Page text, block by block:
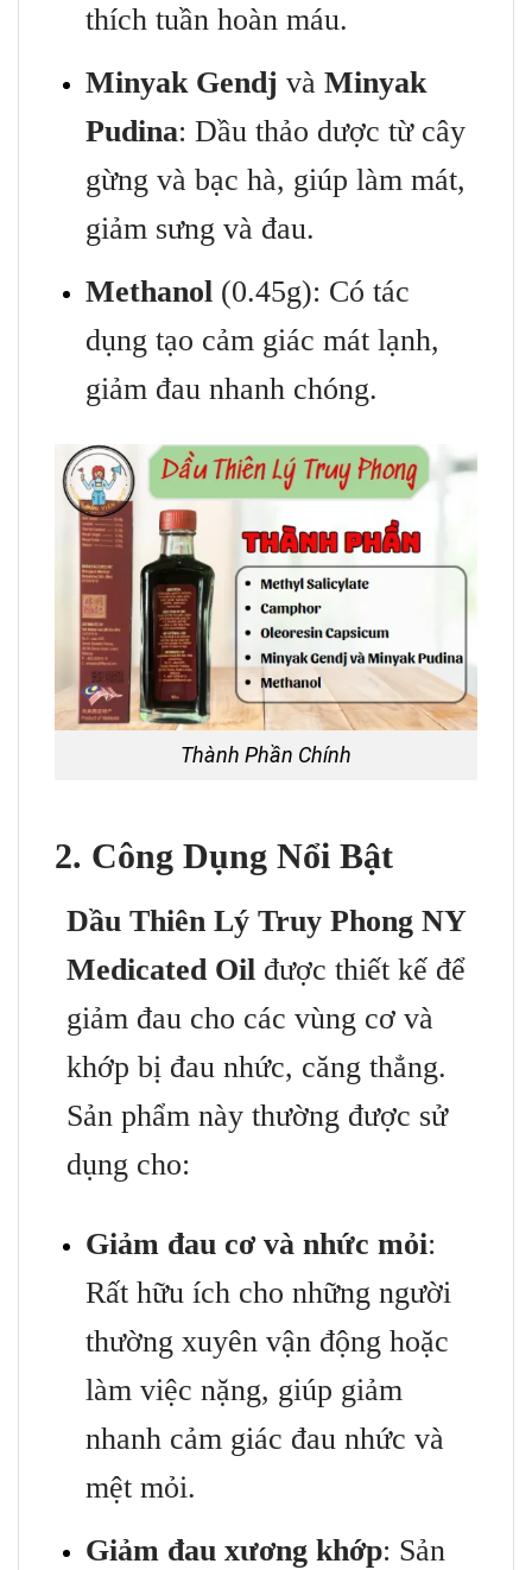
thích tuần hoàn máu.
Minyak Gendj và Minyak
Pudina: Dầu thảo dược từ cây
gừng và bạc hà, giúp làm mát,
giảm sưng và đau.
Methanol (0.45g): Có tác
dụng tạo cảm giác mát lạnh,
giảm đau nhanh chóng.
Thành Phần Chính
2. Công Dụng Nổi Bật
Dầu Thiên Lý Truy Phong NY
Medicated Oil được thiết kế để
giảm đau cho các vùng cơ và
khớp bị đau nhức, căng thẳng.
Sản phẩm này thường được sử
dụng cho:
Giảm đau cơ và nhức mỏi:
Rất hữu ích cho những người
thường xuyên vận động hoặc
làm việc nặng, giúp giảm
nhanh cảm giác đau nhức và
mệt mỏi.
Giảm đau xương khớp: Sản